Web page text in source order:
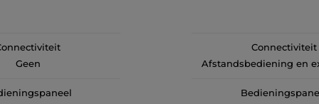
Geen
Connectiviteit
Afstandsbediening en